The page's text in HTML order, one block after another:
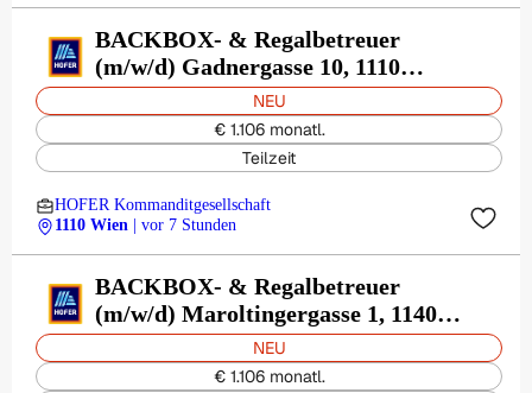
BACKBOX- & Regalbetreuer
(m/w/d) Gadnergasse 10, 1110
Wien
NEU
€ 1.106 monatl.
Teilzeit
HOFER Kommanditgesellschaft
1110 Wien
| vor 7 Stunden
BACKBOX- & Regalbetreuer
(m/w/d) Maroltingergasse 1, 1140
Wien
NEU
€ 1.106 monatl.